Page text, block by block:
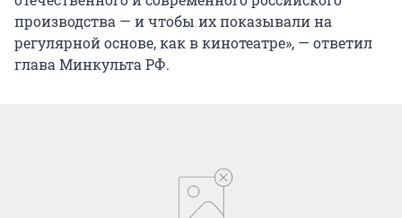
производства — и чтобы их показывали на
регулярной основе, как в кинотеатре», — ответил
глава Минкульта РФ.